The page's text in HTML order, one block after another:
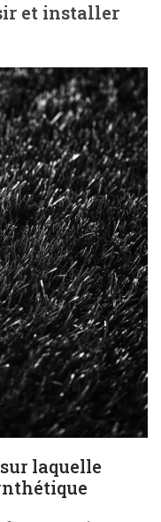
et installer
laquelle